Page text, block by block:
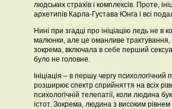
людських страхів і комплексів. Проте,
архетипів Карла-Густава Юнга і всі
Нині при згадці про ініціацію ледь не в
малюнки, але це оманливе трактування,
зокрема, включала в себе перший
було не головне.
Ініціація – в першу чергу
розширює спектр сприйняття на всіх
психологічній телепатії, коли людина
істот. Зокрема, людина з високим рівнем